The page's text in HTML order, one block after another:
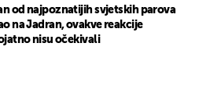
od najpoznatijih svjetskih parova
na Jadran, ovakve reakcije
nisu očekivali